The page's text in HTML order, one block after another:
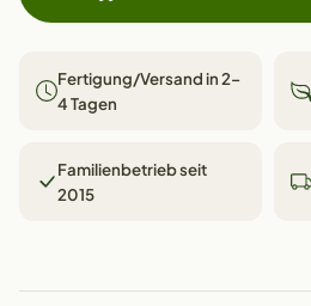
Fertigung/Versand in 2–
4 Tagen
Familienbetrieb seit
2015